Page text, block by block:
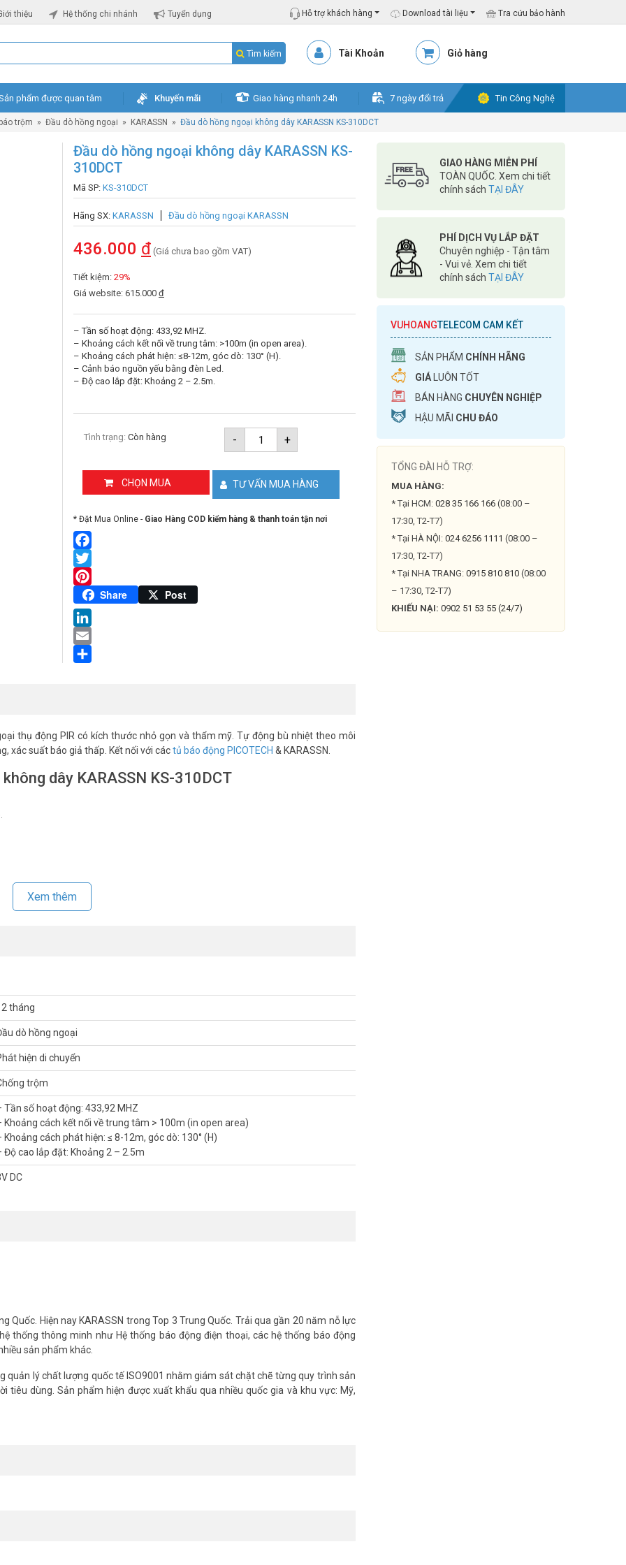
thiệu Hệ thống chi nhánh Tuyển dụng Hỗ trợ khách hàng Download tài liệu Tra cứu bảo hành
Tìm kiếm Tài Khoản Giỏ hàng
phẩm được quan tâm Khuyến mãi Giao hàng nhanh 24h 7 ngày đổi trả Tin Công Nghệ
trộm » Đầu dò hồng ngoại » KARASSN » Đầu dò hồng ngoại không dây KARASSN KS-310DCT
Đầu dò hồng ngoại không dây KARASSN KS-
310DCT
Mã SP: KS-310DCT
Hãng SX: KARASSN Đầu dò hồng ngoại KARASSN
436.000 đ (Giá chưa bao gồm VAT)
Tiết kiệm: 29%
Giá website: 615.000 đ
– Tần số hoạt động: 433,92 MHZ.
– Khoảng cách kết nối về trung tâm: >100m (in open area).
– Khoảng cách phát hiện: ≤8-12m, góc dò: 130° (H).
– Cảnh báo nguồn yếu bằng đèn Led.
– Độ cao lắp đặt: Khoảng 2 – 2.5m.
-
Đầu
dò
hồng
không
dây
KARASSN
310DCT
+
Tình trạng: Còn hàng
CHỌN MUA TƯ VẤN MUA HÀNG
* Đặt Mua Online - Giao Hàng COD kiểm hàng & thanh toán tận nơi
Facebook
Twitter
Pinterest
Share Post
LinkedIn
Email
thụ động PIR có kích thước nhỏ gọn và thẩm mỹ. Tự động bù nhiệt theo môi
xác suất báo giả thấp. Kết nối với cáctủ báo động PICOTECH & KARASSN.
dây KARASSN KS-310DCT
có rèm che hay hướng ra nguồn sáng mạnh có thể gây nhiễu cảm biến.
do mưa, nắng. Không hướng mắt cảm biến ra phía cổng sát đường đi vì có
động giả.
hạn chế đặt gần nguồn điện cao áp.
góc quét dọc hơi hướng lên trên, quá tầm di chuyển của vật nuôi.
nhất, quý khách hàng vui lòng liên hệ HOTLINE 1900 9259 để được hỗ trợ tốt
nhé.
Xem thêm
tháng
dò hồng ngoại
hiện di chuyển
trộm
Tần số hoạt động: 433,92 MHZ
Khoảng cách kết nối về trung tâm > 100m (in open area)
Khoảng cách phát hiện: ≤ 8-12m, góc dò: 130° (H)
Độ cao lắp đặt: Khoảng 2 – 2.5m
DC
Quốc. Hiện nay KARASSN trong Top 3 Trung Quốc. Trải qua gần 20 năm nỗ lực
thống thông minh như Hệ thống báo động điện thoại, các hệ thống báo động
sản phẩm khác.
quản lý chất lượng quốc tế ISO9001 nhằm giám sát chặt chẽ từng quy trình sản
dùng. Sản phẩm hiện được xuất khẩu qua nhiều quốc gia và khu vực: Mỹ,
GIAO HÀNG MIỄN PHÍ
TOÀN QUỐC. Xem chi tiết
chính sách TẠI ĐÂY
PHÍ DỊCH VỤ LẮP ĐẶT
Chuyên nghiệp - Tận tâm
- Vui vẻ. Xem chi tiết
chính sách TẠI ĐÂY
VUHOANGTELECOM CAM KẾT
SẢN PHẨM CHÍNH HÃNG
GIÁ LUÔN TỐT
BÁN HÀNG CHUYÊN NGHIỆP
HẬU MÃI CHU ĐÁO
TỔNG ĐÀI HỖ TRỢ:
MUA HÀNG:
* Tại HCM: 028 35 166 166 (08:00 –
17:30, T2-T7)
* Tại HÀ NỘI: 024 6256 1111 (08:00 –
17:30, T2-T7)
* Tại NHA TRANG: 0915 810 810 (08:00
– 17:30, T2-T7)
KHIẾU NẠI: 0902 51 53 55 (24/7)